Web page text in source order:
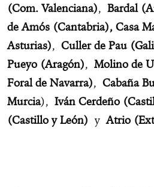
(Com. Valenciana), Bardal
de Amós (Cantabria), Casa
Asturias), Culler de Pau
Pueyo (Aragón), Molino de
Foral de Navarra), Cabaña
Murcia), Iván Cerdeño
(Castillo y León) yAtrio